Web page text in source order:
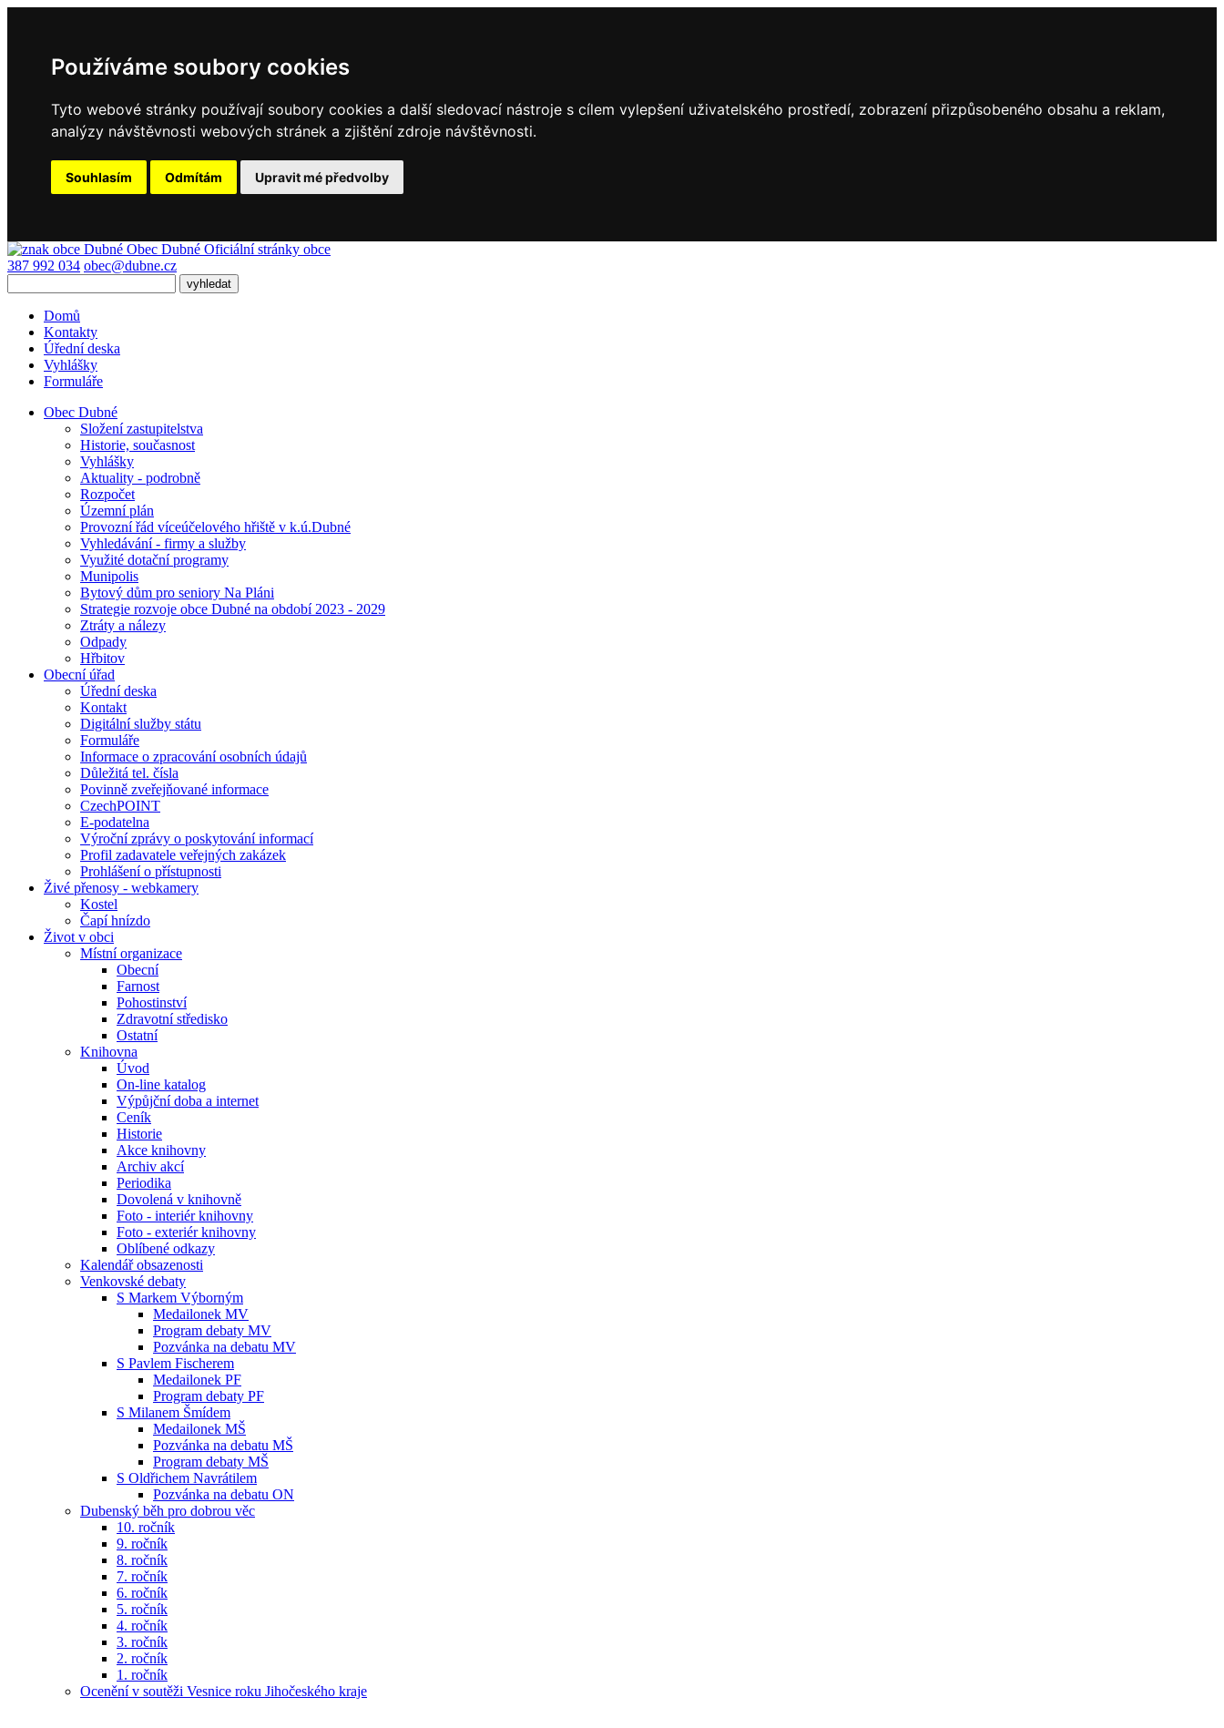
Používáme soubory cookies
Tyto webové stránky používají soubory cookies a další sledovací nástroje s cílem vylepšení uživatelského prostředí, zobrazení přizpůsobeného obsahu a reklam,
analýzy návštěvnosti webových stránek a zjištění zdroje návštěvnosti.
Souhlasím Odmítám Upravit mé předvolby
Obec Dubné Oficiální stránky obce
387 992 034 obec@dubne.cz
Domů
Kontakty
Úřední deska
Vyhlášky
Formuláře
Obec Dubné
Složení zastupitelstva
Historie, současnost
Vyhlášky
Aktuality - podrobně
Rozpočet
Územní plán
Provozní řád víceúčelového hřiště v k.ú.Dubné
Vyhledávání - firmy a služby
Využité dotační programy
Munipolis
Bytový dům pro seniory Na Pláni
Strategie rozvoje obce Dubné na období 2023 - 2029
Ztráty a nálezy
Odpady
Hřbitov
Obecní úřad
Úřední deska
Kontakt
Digitální služby státu
Formuláře
Informace o zpracování osobních údajů
Důležitá tel. čísla
Povinně zveřejňované informace
CzechPOINT
E-podatelna
Výroční zprávy o poskytování informací
Profil zadavatele veřejných zakázek
Prohlášení o přístupnosti
Živé přenosy - webkamery
Kostel
Čapí hnízdo
Život v obci
Místní organizace
Obecní
Farnost
Pohostinství
Zdravotní středisko
Ostatní
Knihovna
Úvod
On-line katalog
Výpůjční doba a internet
Ceník
Historie
Akce knihovny
Archiv akcí
Periodika
Dovolená v knihovně
Foto - interiér knihovny
Foto - exteriér knihovny
Oblíbené odkazy
Kalendář obsazenosti
Venkovské debaty
S Markem Výborným
Medailonek MV
Program debaty MV
Pozvánka na debatu MV
S Pavlem Fischerem
Medailonek PF
Program debaty PF
S Milanem Šmídem
Medailonek MŠ
Pozvánka na debatu MŠ
Program debaty MŠ
S Oldřichem Navrátilem
Pozvánka na debatu ON
Dubenský běh pro dobrou věc
10. ročník
9. ročník
8. ročník
7. ročník
6. ročník
5. ročník
4. ročník
3. ročník
2. ročník
1. ročník
Ocenění v soutěži Vesnice roku Jihočeského kraje